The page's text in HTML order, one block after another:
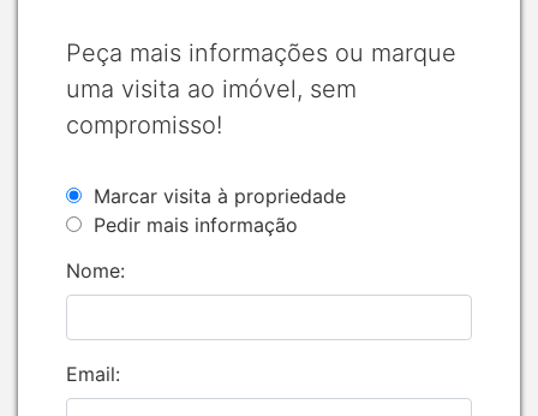
Peça mais informações ou marque
uma visita ao imóvel, sem
compromisso!
Marcar visita à propriedade
Pedir mais informação
Nome:
Email: